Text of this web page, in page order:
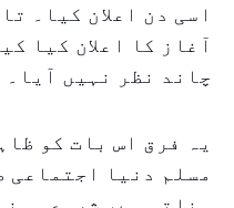
اسی دن اعلان کیا۔
آغاز کا اعلان کیا
چاند نظر نہیں آیا۔
یہ فرق اس بات کو
مسلم دنیا اجتماعی